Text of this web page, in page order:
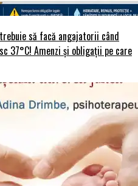
trebuie să facă angajatorii când
37°C! Amenzi și obligații pe care